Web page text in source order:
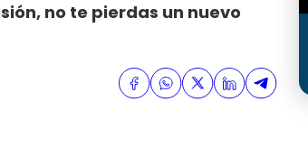
no te pierdas un nuevo